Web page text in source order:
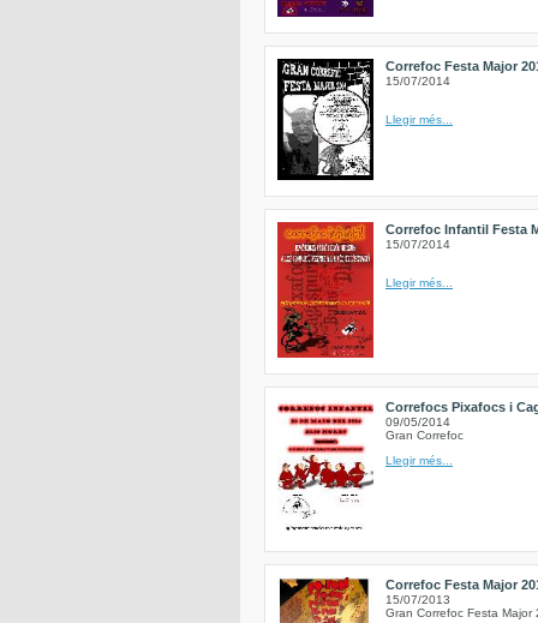
Correfoc Festa Major
15/07/2014
Llegir més...
Correfoc Infantil Festa
15/07/2014
Llegir més...
Correfocs Pixafocs i
09/05/2014
Gran Correfoc
Llegir més...
Correfoc Festa Major
15/07/2013
Gran Correfoc Festa